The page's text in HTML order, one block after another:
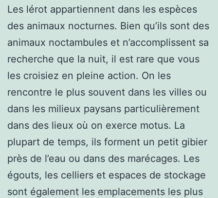
Les lérot appartiennent dans les espèces
des animaux nocturnes. Bien qu’ils sont des
animaux noctambules et n’accomplissent sa
recherche que la nuit, il est rare que vous
les croisiez en pleine action. On les
rencontre le plus souvent dans les villes ou
dans les milieux paysans particulièrement
dans des lieux où on exerce motus. La
plupart de temps, ils forment un petit gibier
près de l’eau ou dans des marécages. Les
égouts, les celliers et espaces de stockage
sont également les emplacements les plus